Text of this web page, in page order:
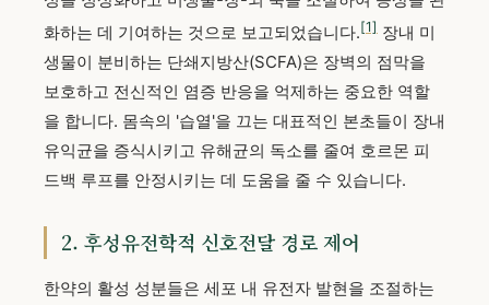
화하는 데 기여하는 것으로 보고되었습니다.[1] 장내 미
생물이 분비하는 단쇄지방산(SCFA)은 장벽의 점막을
보호하고 전신적인 염증 반응을 억제하는 중요한 역할
을 합니다. 몸속의 '습열'을 끄는 대표적인 본초들이 장내
유익균을 증식시키고 유해균의 독소를 줄여 호르몬 피
드백 루프를 안정시키는 데 도움을 줄 수 있습니다.
2. 후성유전학적 신호전달 경로 제어
한약의 활성 성분들은 세포 내 유전자 발현을 조절하는